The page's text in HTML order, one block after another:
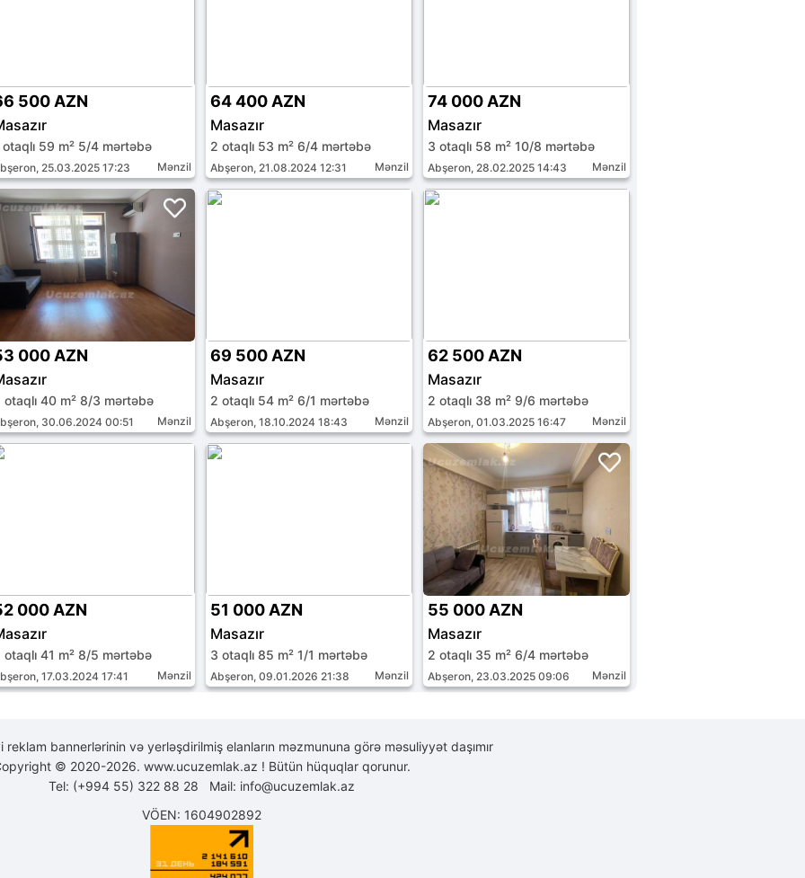
500 AZN
otaqlı 59 m² 5/4 mərtəbə
25.03.2025 17:23 Mənzil
64 400 AZN
Masazır
2 otaqlı 53 m² 6/4 mərtəbə
Abşeron, 21.08.2024 12:31 Mənzil
74 000 AZN
Masazır
3 otaqlı 58 m² 10/8 mərtəbə
Abşeron, 28.02.2025 14:43 Mənzil
000 AZN
otaqlı 40 m² 8/3 mərtəbə
30.06.2024 00:51 Mənzil
69 500 AZN
Masazır
2 otaqlı 54 m² 6/1 mərtəbə
Abşeron, 18.10.2024 18:43 Mənzil
62 500 AZN
Masazır
2 otaqlı 38 m² 9/6 mərtəbə
Abşeron, 01.03.2025 16:47 Mənzil
000 AZN
otaqlı 41 m² 8/5 mərtəbə
17.03.2024 17:41 Mənzil
51 000 AZN
Masazır
3 otaqlı 85 m² 1/1 mərtəbə
Abşeron, 09.01.2026 21:38 Mənzil
55 000 AZN
Masazır
2 otaqlı 35 m² 6/4 mərtəbə
Abşeron, 23.03.2025 09:06 Mənzil
reklam bannerlərinin və yerləşdirilmiş elanların məzmununa görə məsuliyyət daşımır
© 2020-2026. www.ucuzemlak.az ! Bütün hüquqlar qorunur.
Tel: (+994 55) 322 88 28 Mail: info@ucuzemlak.az
VÖEN: 1604902892